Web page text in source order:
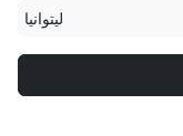
ليتوانيا